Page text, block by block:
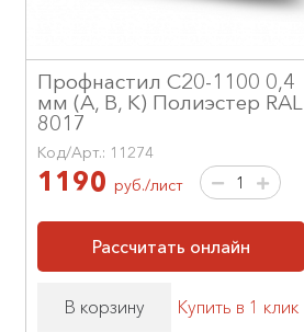
Профнастил С20-1100 0,4
мм (А, В, К) Полиэстер RAL
8017
Код/Арт.: 11274
1190 руб./лист
Рассчитать онлайн
В корзину Купить в 1 клик